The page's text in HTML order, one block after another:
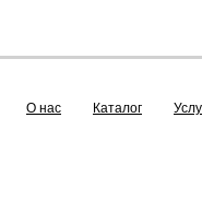
О нас Каталог